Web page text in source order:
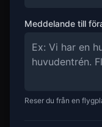
Meddelande till
Reser du från en